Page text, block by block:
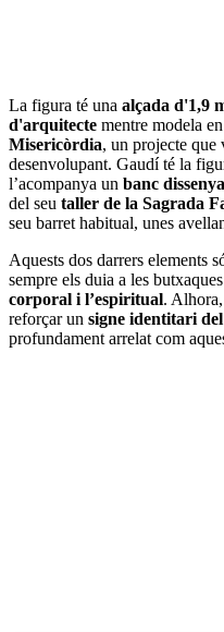
La figura té una alçada d'1,9
d'arquitecte mentre modela
Misericòrdia, un projecte que
desenvolupant. Gaudí té la
l’acompanya un banc
del seu taller de la Sagrada
seu barret habitual, unes
Aquests dos darrers elements
sempre els duia a les
corporal i l’espiritual.
reforçar un signe identitari
profundament arrelat com